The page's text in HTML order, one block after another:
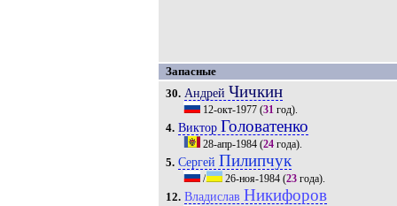
Запасные
30. Андрей Чичкин
12-окт-1977(31год).
4. Виктор Головатенко
28-апр-1984(24года).
5. Сергей Пилипчук
/ 26-ноя-1984(23года).
12. Владислав Никифоров